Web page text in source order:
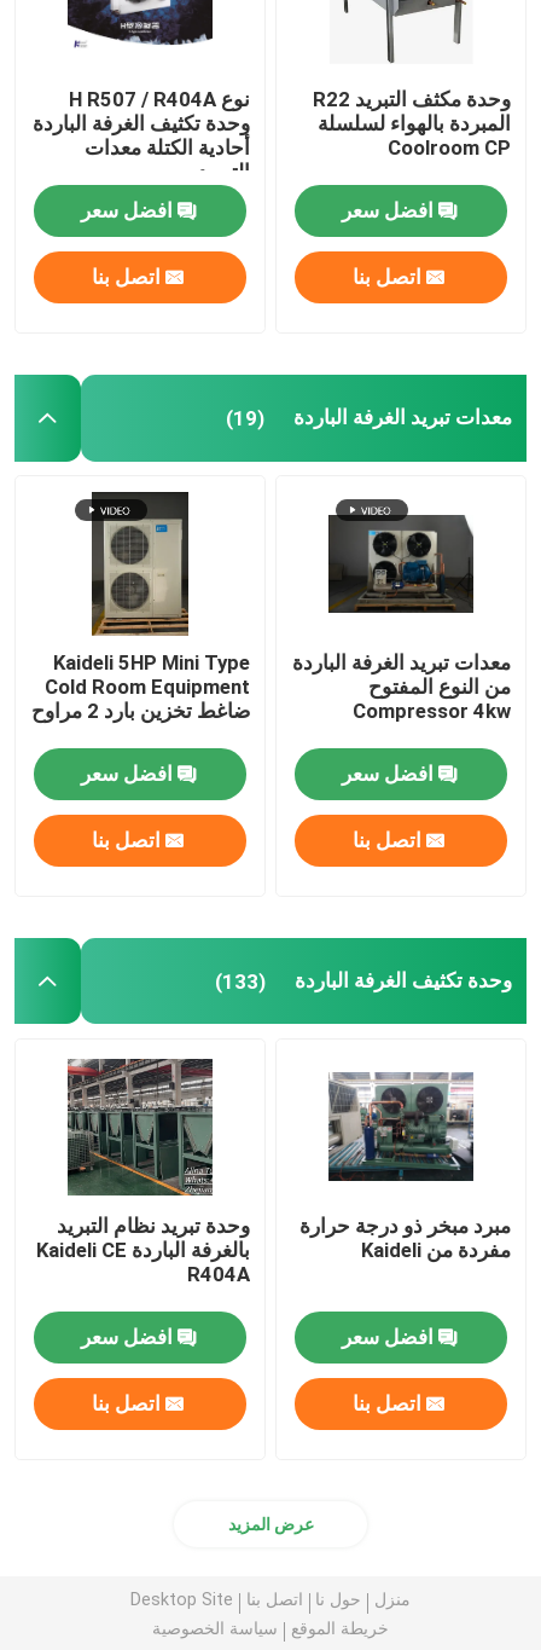
وحدة مكثف التبريد R22
المبردة بالهواء لسلسلة
Coolroom CP
افضل سعر
اتصل بنا
نوع H R507 / R404A
وحدة تكثيف الغرفة الباردة
أحادية الكتلة معدات
التبريد
افضل سعر
اتصل بنا
معدات تبريد الغرفة الباردة (19)
معدات تبريد الغرفة الباردة
من النوع المفتوح
Compressor 4kw
افضل سعر
اتصل بنا
Kaideli 5HP Mini Type
Cold Room Equipment
ضاغط تخزين بارد 2 مراوح
افضل سعر
اتصل بنا
وحدة تكثيف الغرفة الباردة (133)
مبرد مبخر ذو درجة حرارة
مفردة من Kaideli
افضل سعر
اتصل بنا
وحدة تبريد نظام التبريد
بالغرفة الباردة Kaideli CE
R404A
افضل سعر
اتصل بنا
عرض المزيد
منزل حول نا اتصل بنا
Desktop Site
خريطة الموقع
سياسة الخصوصية